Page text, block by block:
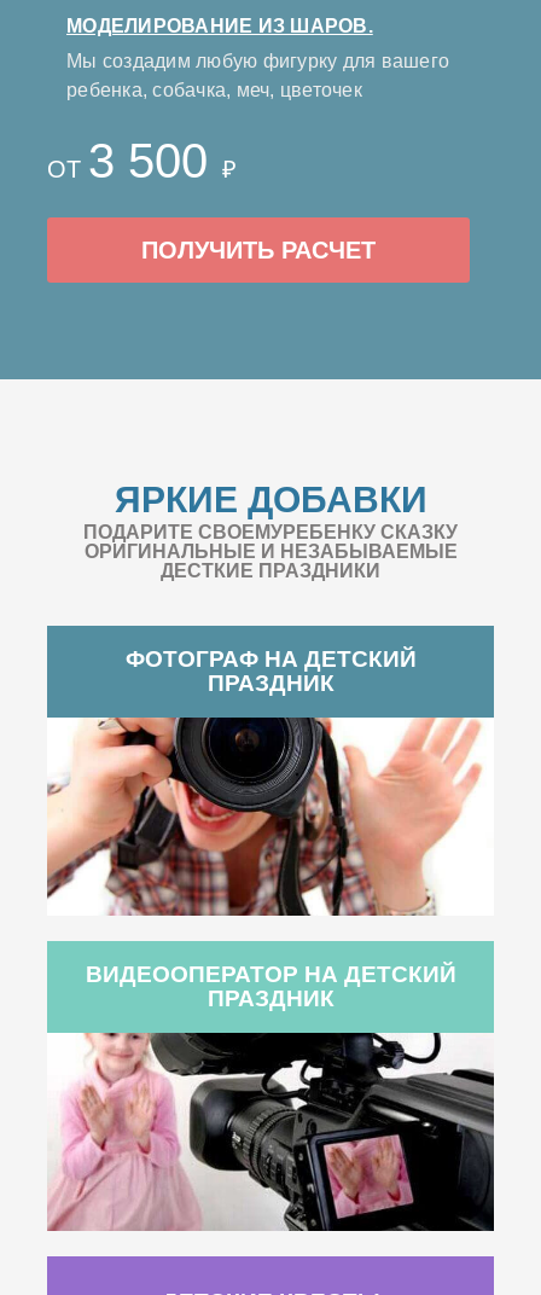
МОДЕЛИРОВАНИЕ ИЗ ШАРОВ.
Мы создадим любую фигурку для вашего
ребенка, собачка, меч, цветочек
ОТ 3 500 ₽
ПОЛУЧИТЬ РАСЧЕТ
ЯРКИЕ ДОБАВКИ
ПОДАРИТЕ СВОЕМУРЕБЕНКУ СКАЗКУ
ОРИГИНАЛЬНЫЕ И НЕЗАБЫВАЕМЫЕ
ДЕСТКИЕ ПРАЗДНИКИ
ФОТОГРАФ НА ДЕТСКИЙ
ПРАЗДНИК
ВИДЕООПЕРАТОР НА ДЕТСКИЙ
ПРАЗДНИК